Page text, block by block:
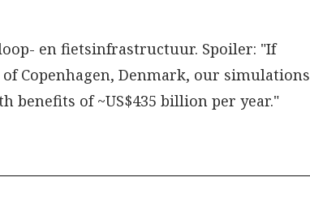
en fietsinfrastructuur. Spoiler: "If
Copenhagen, Denmark, our simulations
benefits of ~US$435 billion per year."